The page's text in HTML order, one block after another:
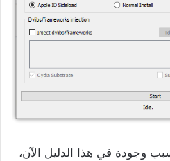
وجودة في هذا الدليل الآن،